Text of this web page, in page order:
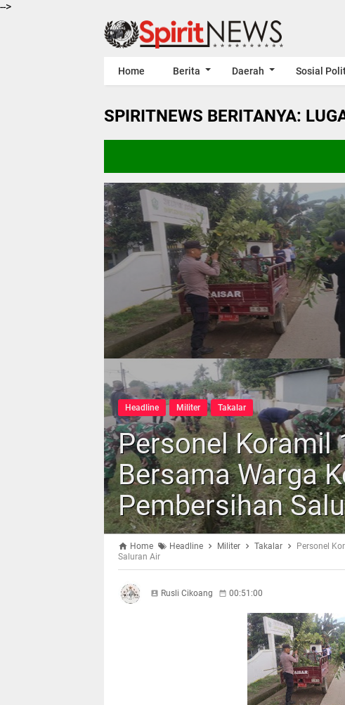
-->
Home Berita Daerah Sosial
SPIRITNEWS BERITANYA:
Headline Militer Takalar
Personel Koramil
Bersama Warga
Pembersihan
Home Headline Militer Takalar
Personel
Saluran Air
Rusli Cikoang 00:51:00